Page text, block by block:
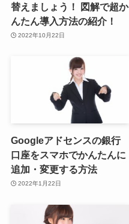
替えましょう！ 図解で超か
んたん導入方法の紹介！
2022年10月22日
Googleアドセンスの銀行
口座をスマホでかんたんに
追加・変更する方法
2022年1月22日